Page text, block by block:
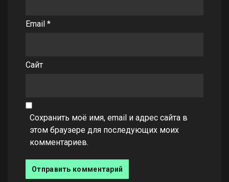
Email *
Сайт
Сохранить моё имя, email и адрес сайта в
этом браузере для последующих моих
комментариев.